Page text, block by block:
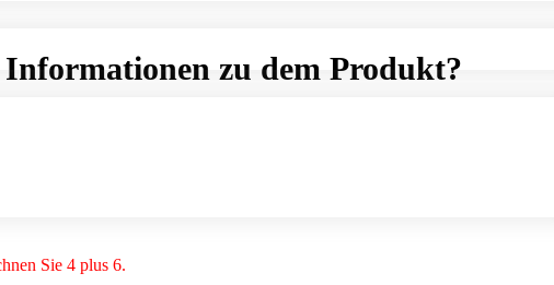
Informationen zu dem Produkt?
Sie 4 plus 6.